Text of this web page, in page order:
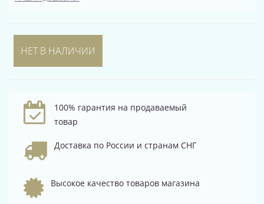
НЕТ В НАЛИЧИИ
100% гарантия на продаваемый
товар
Доставка по России и странам СНГ
Высокое качество товаров магазина